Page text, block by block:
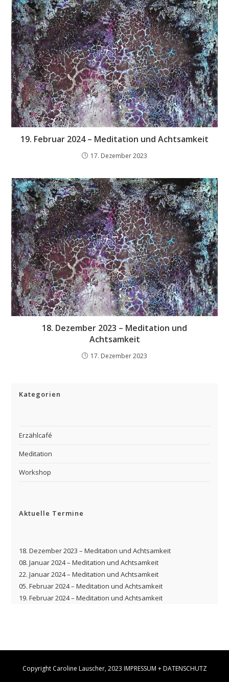
19. Februar 2024 – Meditation und Achtsamkeit
17. Dezember 2023
18. Dezember 2023 – Meditation und
Achtsamkeit
17. Dezember 2023
Kategorien
Erzählcafé
Meditation
Workshop
Aktuelle Termine
18. Dezember 2023 – Meditation und Achtsamkeit
08. Januar 2024 – Meditation und Achtsamkeit
22. Januar 2024 – Meditation und Achtsamkeit
05. Februar 2024 – Meditation und Achtsamkeit
19. Februar 2024 – Meditation und Achtsamkeit
Copyright Caroline Lauscher, 2023 IMPRESSUM +DATENSCHUTZ